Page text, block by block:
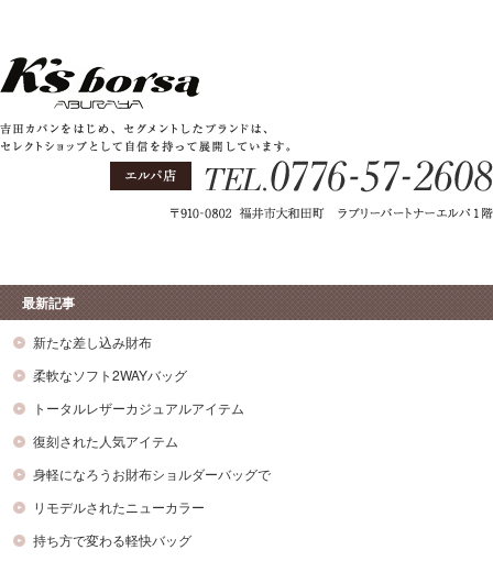
最新記事
新たな差し込み財布
柔軟なソフト2WAYバッグ
トータルレザーカジュアルアイテム
復刻された人気アイテム
身軽になろうお財布ショルダーバッグで
リモデルされたニューカラー
持ち方で変わる軽快バッグ